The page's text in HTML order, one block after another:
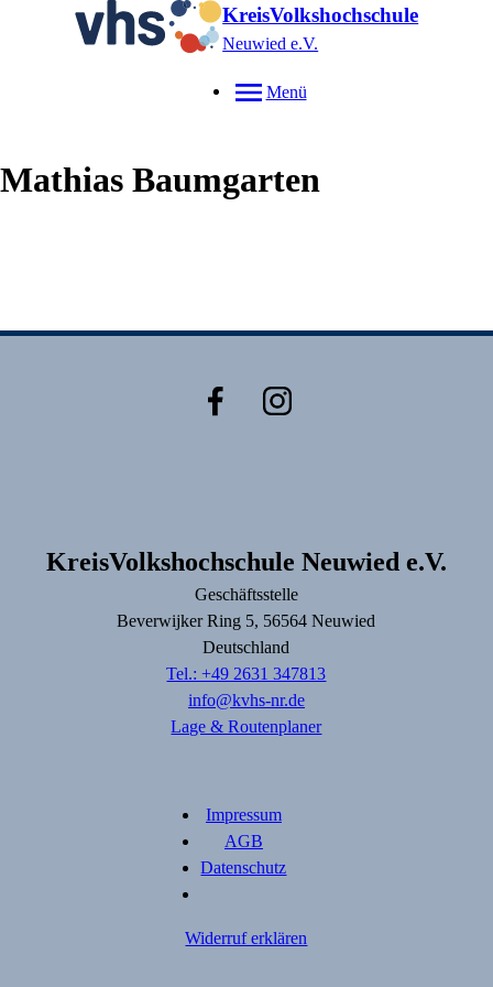
KreisVolkshochschule
Neuwied e.V.
Menü
Mathias Baumgarten
KreisVolkshochschule Neuwied e.V.
Geschäftsstelle
Beverwijker Ring 5, 56564Neuwied
Deutschland
Tel.: +49 2631 347813
info@kvhs-nr.de
Lage & Routenplaner
Impressum
AGB
Datenschutz
Widerruf erklären